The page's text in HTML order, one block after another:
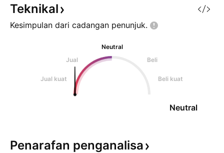
Teknikal
Kesimpulan dari cadangan penunjuk.
Neutral
Jual
Beli
Jual kuat Beli kuat
Neutral
Penarafan penganalisa